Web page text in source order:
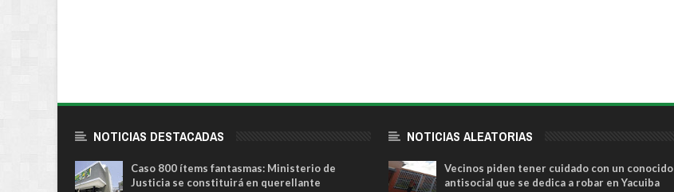
NOTICIAS DESTACADAS
Caso 800 ítems fantasmas: Ministerio de
Justicia se constituirá en querellante
NOTICIAS ALEATORIAS
Vecinos piden tener cuidado con un conocido
antisocial que se dedica a robar en Yacuiba